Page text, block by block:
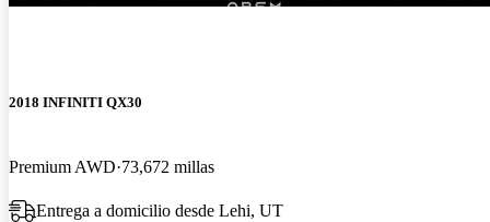
2018 INFINITI QX30
Premium AWD 73,672 millas
Entrega a domicilio desde Lehi, UT